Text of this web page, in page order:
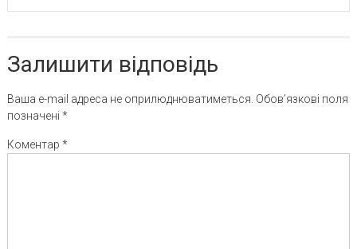
Залишити відповідь
Ваша e-mail адреса не оприлюднюватиметься. Обов’язкові поля
позначені *
Коментар *